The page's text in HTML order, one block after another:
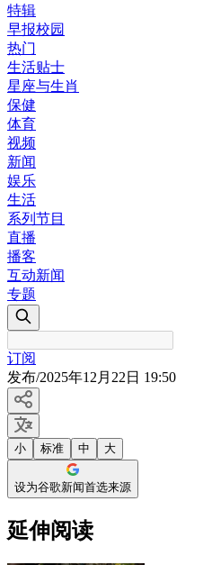
特辑
早报校园
热门
生活贴士
星座与生肖
保健
体育
视频
新闻
娱乐
生活
系列节目
直播
播客
互动新闻
专题
订阅
发布/2025年12月22日 19:50
小 标准 中 大
设为谷歌新闻首选来源
延伸阅读